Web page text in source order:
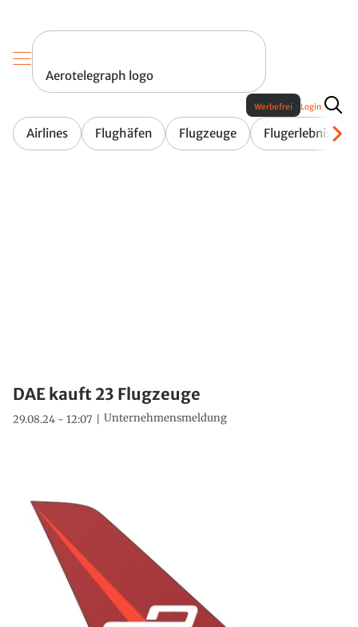
Aerotelegraph logo
Airlines Flughäfen Flugzeuge Flugerlebnis
Werbefrei Login
DAE kauft 23 Flugzeuge
29.08.24 - 12:07 Unternehmensmeldung